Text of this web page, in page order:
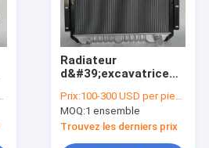
Radiateur
d&#39;excavatrice
Échangeur de chaleur
complet en
aluminium
Prix:100-300 USD per piece
MOQ:1 ensemble
Trouvez les derniers prix